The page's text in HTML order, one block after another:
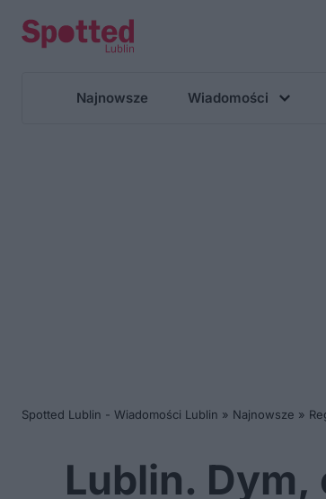
Najnowsze Wiadomości
Spotted Lublin - Wiadomości Lublin » Najnowsze »
Lublin. Dym,